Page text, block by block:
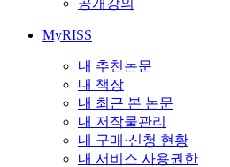
공개강의
MyRISS
내 추천논문
내 책장
내 최근 본 논문
내 저작물관리
내 구매·신청 현황
내 서비스 사용권한